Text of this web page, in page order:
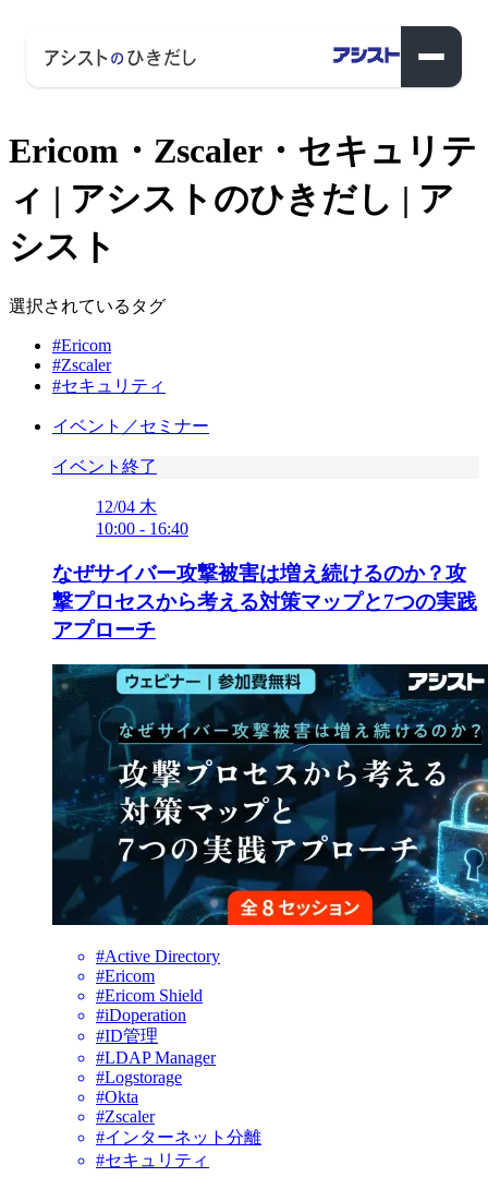
Ericom・Zscaler・セキュリテ
ィ | アシストのひきだし | ア
シスト
選択されているタグ
#Ericom
#Zscaler
#セキュリティ
イベント／セミナー
イベント終了
12/04 木
10:00 - 16:40
なぜサイバー攻撃被害は増え続けるのか？攻
撃プロセスから考える対策マップと7つの実践
アプローチ
#Active Directory
#Ericom
#Ericom Shield
#iDoperation
#ID管理
#LDAP Manager
#Logstorage
#Okta
#Zscaler
#インターネット分離
#セキュリティ